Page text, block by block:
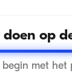
op
met het